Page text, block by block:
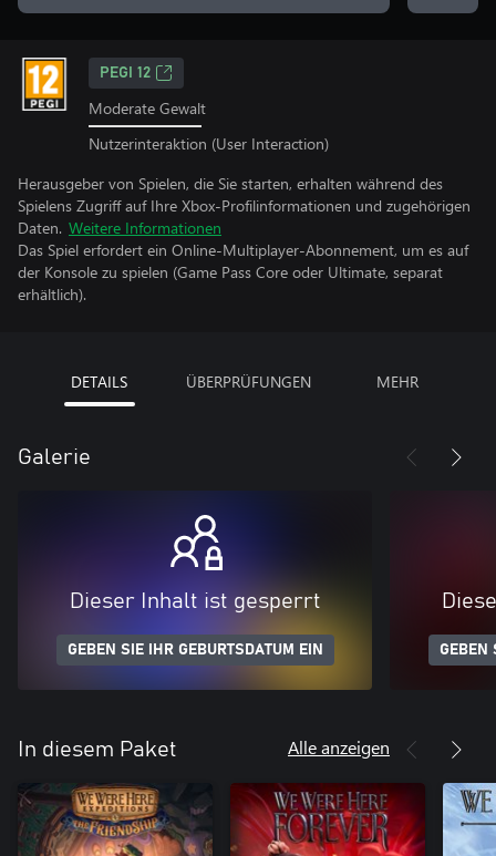
PEGI 12
Moderate Gewalt
Nutzerinteraktion (User Interaction)
Herausgeber von Spielen, die Sie starten, erhalten während des
Spielens Zugriff auf Ihre Xbox-Profilinformationen und zugehörigen
Daten. Weitere Informationen
Das Spiel erfordert ein Online-Multiplayer-Abonnement, um es auf
der Konsole zu spielen (Game Pass Core oder Ultimate, separat
erhältlich).
DETAILS ÜBERPRÜFUNGEN MEHR
Galerie
Dieser Inhalt ist gesperrt
GEBEN SIE IHR GEBURTSDATUM EIN GEBEN
In diesem Paket Alle anzeigen